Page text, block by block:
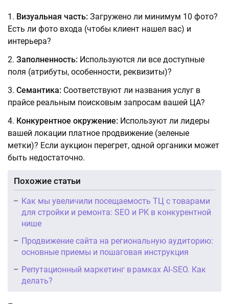
Визуальная часть: Загружено ли минимум 10 фото?
Есть ли фото входа (чтобы клиент нашел вас) и
интерьера?
Заполненность: Используются ли все доступные
поля (атрибуты, особенности, реквизиты)?
Семантика: Соответствуют ли названия услуг в
прайсе реальным поисковым запросам вашей ЦА?
Конкурентное окружение: Используют ли лидеры
вашей локации платное продвижение (зеленые
метки)? Если аукцион перегрет, одной органики может
быть недостаточно.
Похожие статьи
Как мы увеличили посещаемость ТЦ с товарами
для стройки и ремонта: SEO и РК в конкурентной
нише
Продвижение сайта на региональную аудиторию:
основные приемы и пошаговая инструкция
Репутационный маркетинг в рамках AI‑SEO. Как
делать?